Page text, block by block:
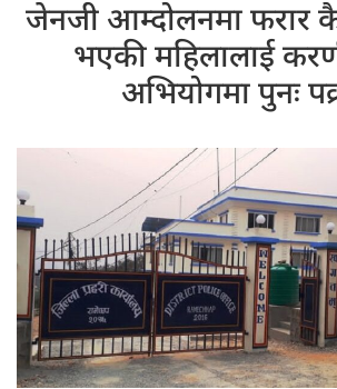
जेनजी आम्दोलनमा फरार
भएकी महिलालाई
अभियोगमा पुनः